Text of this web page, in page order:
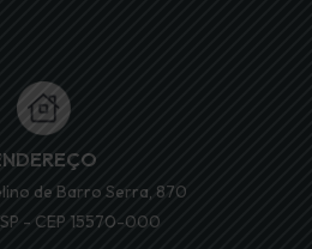
de Barro Serra, 870
- CEP 15570-000